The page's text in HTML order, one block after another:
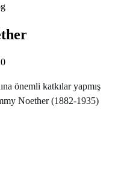
önemli katkılar yapmış
Noether (1882-1935)